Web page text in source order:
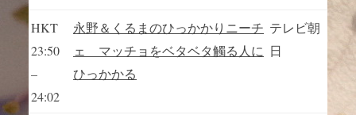
HKT
23:50
–
24:02
永野＆くるまのひっかかりニーチ
ェ マッチョをベタベタ觸る人に
ひっかかる
テレビ朝
日